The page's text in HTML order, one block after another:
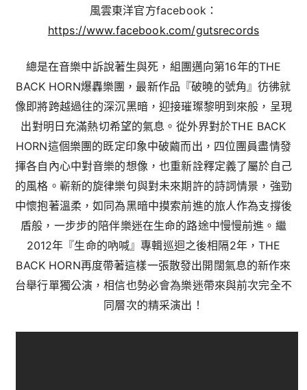
風雲東洋官方facebook：
https://www.facebook.com/gutsrecords
總是在音樂中訴說著生與死，組團邁向第16年的THE
BACK HORN爆轟樂團，最新作品『破曉的號角』彷彿就
像即將跨越過往的深沉黑暗，迎接璀璨黎明到來般，呈現
出對明日充滿熱切希望的氣息。從外界對於THE BACK
HORN這個樂團的既定印象中破繭而出，四位團員盡情發
揮各自內心中對音樂的想像，也重新詮釋定義了屬於自己
的風格。嶄新的旋律樂句與對未來期許的詩詞情景，強勁
中懷抱著溫柔，如同為黑暗中摸索前進的旅人作為支撐後
盾般，一步步的陪伴樂迷在生命的路途中慢慢前進。繼
2012年『生命的吶喊』專輯巡迴之後相隔2年，THE
BACK HORN再度帶著這樣一張散發出開闊氣息的新作來
台舉行單獨公演，相信也勢必會為樂迷帶來與前次完全不
同層次的精采演出！